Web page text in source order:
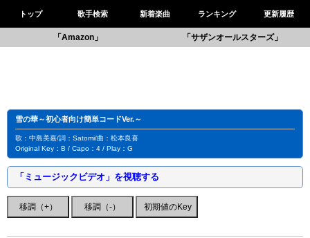
トップ 歌手検索 新着楽曲 ランキング 更新履歴
「Amazon」 「サザンオールスターズ」
雪の華～初心者向け簡単コードVer.～
歌：中島美嘉/詞：Satomi/曲：松本良喜
Original Key：B / Capo：4 / Play：G
「ミュージックビデオ」を視聴する